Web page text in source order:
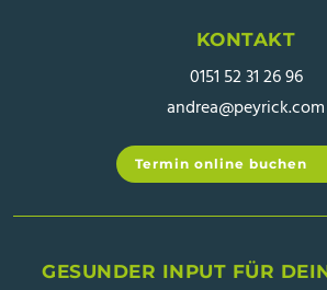
KONTAKT
0151 52 31 26 96
andrea@peyrick.com
Termin online buchen
GESUNDER INPUT FÜR